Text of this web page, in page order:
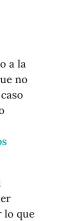
a la
no
lo que